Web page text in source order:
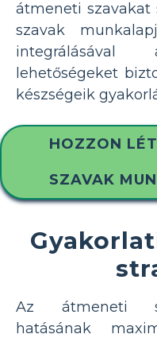
átmeneti szavakat
szavak
lehetőségeket
készségeik
HOZZON
SZAVAK
Az átmeneti
hatásának